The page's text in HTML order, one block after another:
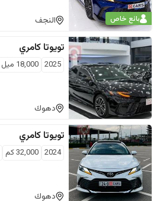
بائع خاص النجف
تويوتا كامري
2025
18,000 ميل
دهوك
تويوتا كامري
2024
32,000كم
دهوك